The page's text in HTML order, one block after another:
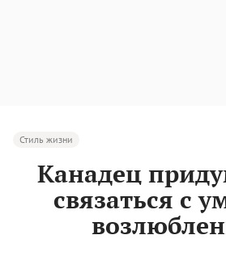
Стиль жизни
Канадец
связаться с